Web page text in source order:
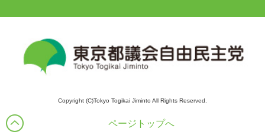
Copyright (C)Tokyo Togikai Jiminto All Rights Reserved.
ページトップへ